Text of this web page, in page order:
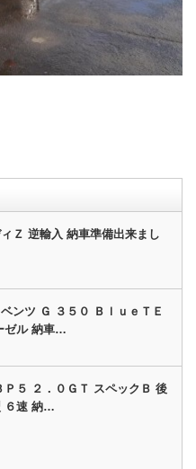
Ｚ 逆輸入 納車準備出来まし
ンツ Ｇ ３５０ ＢｌｕｅＴＥ
ゼル 納車…
Ｐ５ ２．０ＧＴ スペックＢ 後
６速 納…